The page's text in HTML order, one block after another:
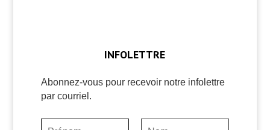
INFOLETTRE
Abonnez-vous pour recevoir notre infolettre
par courriel.